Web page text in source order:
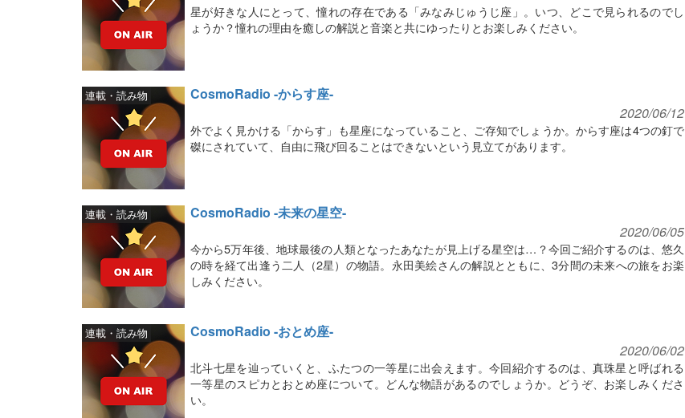
星が好きな人にとって、憧れの存在である「みなみじゅうじ座」。いつ、どこで見られるのでし
ょうか？憧れの理由を癒しの解説と音楽と共にゆったりとお楽しみください。
CosmoRadio -からす座-
連載・読み物
2020/06/12
外でよく見かける「からす」も星座になっていること、ご存知でしょうか。からす座は4つの釘で
磔にされていて、自由に飛び回ることはできないという見立てがあります。
CosmoRadio -未来の星空-
連載・読み物
2020/06/05
今から5万年後、地球最後の人類となったあなたが見上げる星空は…？今回ご紹介するのは、悠久
の時を経て出逢う二人（2星）の物語。永田美絵さんの解説とともに、3分間の未来への旅をお楽
しみください。
CosmoRadio -おとめ座-
連載・読み物
2020/06/02
北斗七星を辿っていくと、ふたつの一等星に出会えます。今回紹介するのは、真珠星と呼ばれる
一等星のスピカとおとめ座について。どんな物語があるのでしょうか。どうぞ、お楽しみくださ
い。